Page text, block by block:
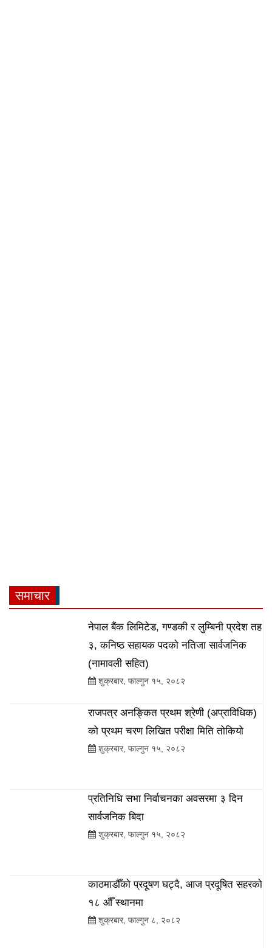
समाचार
नेपाल बैंक लिमिटेड, गण्डकी र लुम्बिनी प्रदेश तह
३, कनिष्ठ सहायक पदको नतिजा सार्वजनिक
(नामावली सहित)
शुक्रबार, फाल्गुन १५, २०८२
राजपत्र अनङ्कित प्रथम श्रेणी (अप्राविधिक)
को प्रथम चरण लिखित परीक्षा मिति तोकियो
शुक्रबार, फाल्गुन १५, २०८२
प्रतिनिधि सभा निर्वाचनका अवसरमा ३ दिन
सार्वजनिक बिदा
शुक्रबार, फाल्गुन १५, २०८२
काठमाडौँको प्रदूषण घट्दै, आज प्रदूषित सहरको
१८ औँ स्थानमा
शुक्रबार, फाल्गुन ८, २०८२